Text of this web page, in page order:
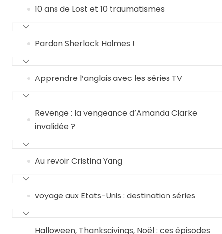
10 ans de Lost et 10 traumatismes
Pardon Sherlock Holmes !
Apprendre l’anglais avec les séries TV
Revenge : la vengeance d’Amanda Clarke
invalidée ?
Au revoir Cristina Yang
voyage aux Etats-Unis : destination séries
Halloween, Thanksgivings, Noël : ces épisodes